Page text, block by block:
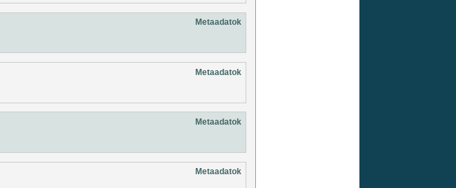
Metaadatok
Metaadatok
Metaadatok
Metaadatok